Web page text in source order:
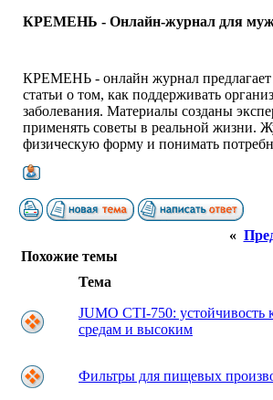
КРЕМЕНЬ - Онлайн-журнал для
КРЕМЕНЬ - онлайн журнал предлагает
статьи о том, как поддерживать
заболевания. Материалы созданы
применять советы в реальной жизни.
физическую форму и понимать
«
Похожие темы
Тема
JUMO CTI-750: устойчивость
средам и высоким
Фильтры для пищевых